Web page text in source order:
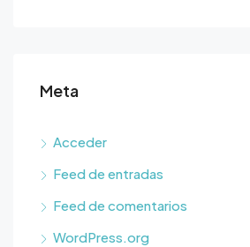
Meta
Acceder
Feed de entradas
Feed de comentarios
WordPress.org